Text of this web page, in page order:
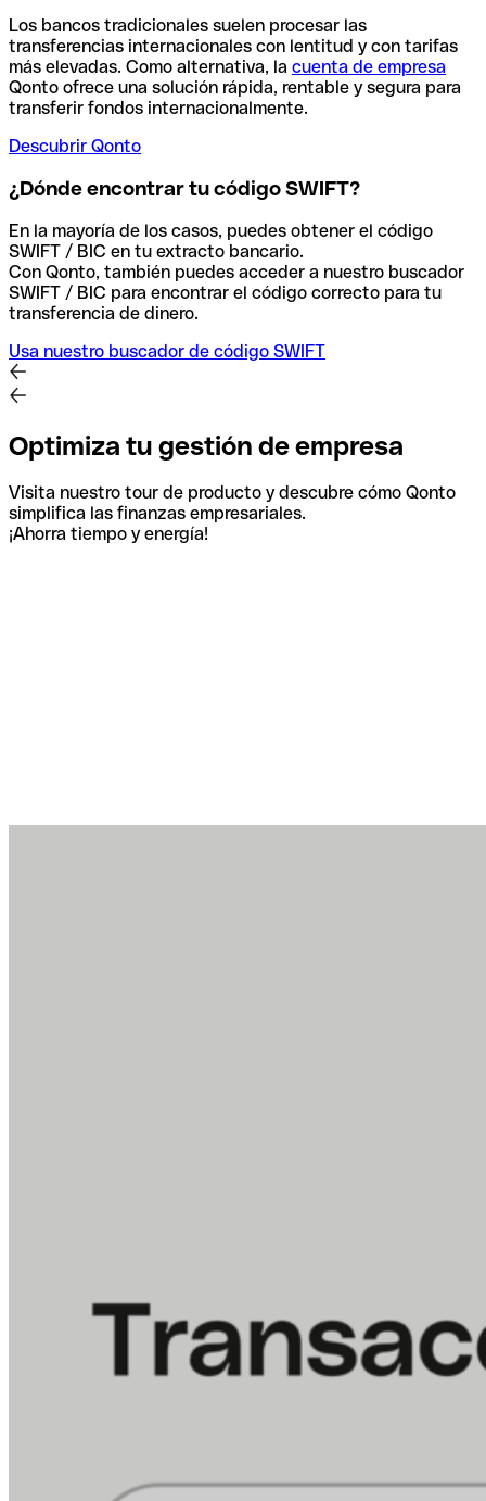
Los bancos tradicionales suelen procesar las
transferencias internacionales con lentitud y con tarifas
más elevadas. Como alternativa, la cuenta de empresa
Qonto ofrece una solución rápida, rentable y segura para
transferir fondos internacionalmente.
Descubrir Qonto
¿Dónde encontrar tu código SWIFT?
En la mayoría de los casos, puedes obtener el código
SWIFT / BIC en tu extracto bancario.
Con Qonto, también puedes acceder a nuestro buscador
SWIFT / BIC para encontrar el código correcto para tu
transferencia de dinero.
Usa nuestro buscador de código SWIFT
Optimiza tu gestión de empresa
Visita nuestro tour de producto y descubre cómo Qonto
simplifica las finanzas empresariales.
¡Ahorra tiempo y energía!